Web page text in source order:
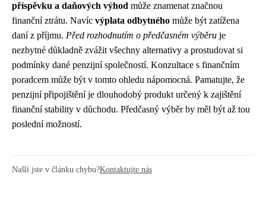
příspěvku a daňových výhod může znamenat značnou
finanční ztrátu. Navíc výplata odbytného může být zatížena
daní z příjmu. Před rozhodnutím o předčasném výběru je
nezbytné důkladně zvážit všechny alternativy a prostudovat si
podmínky dané penzijní společností. Konzultace s finančním
poradcem může být v tomto ohledu nápomocná. Pamatujte, že
penzijní připojištění je dlouhodobý produkt určený k zajištění
finanční stability v důchodu. Předčasný výběr by měl být až tou
poslední možností.
Našli jste v článku chybu?Kontaktujte nás